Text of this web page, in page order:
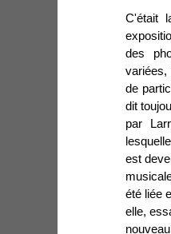
C'était
des
variées,
de
dit
par
est
été liée
elle,